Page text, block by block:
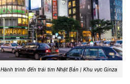
trình đến trái tim Nhật Bản | Khu vực Ginza